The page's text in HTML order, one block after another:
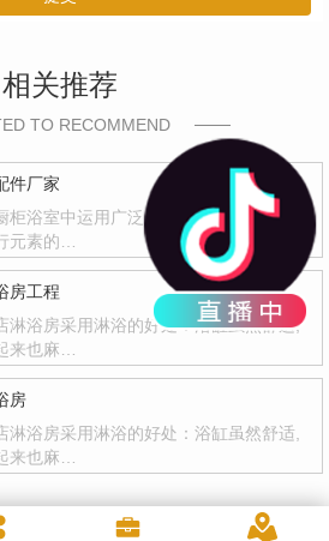
相关推荐
TO RECOMMEND
件厂家
柜浴室中运用广泛，五金拉手可以嵌入
元素的…
房工程
淋浴房采用淋浴的好处：浴缸虽然舒适,
来也麻…
房
淋浴房采用淋浴的好处：浴缸虽然舒适,
来也麻…